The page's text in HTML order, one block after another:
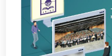
Publications 研究所